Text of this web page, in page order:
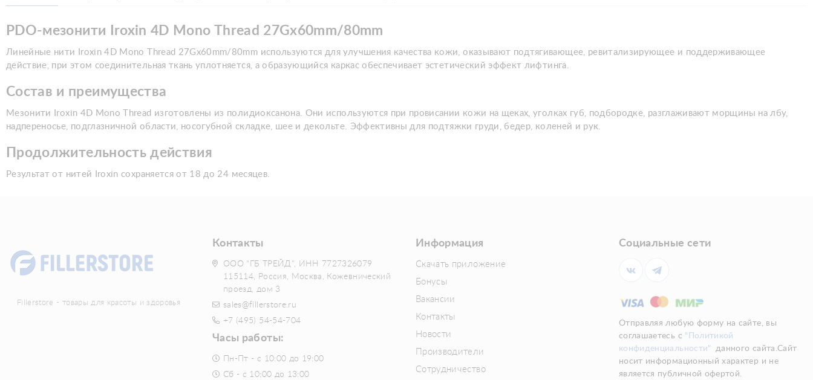
PDO-мезонити Iroxin 4D Mono Thread 27Gx60mm/80mm
Линейные нити Iroxin 4D Mono Thread 27Gx60mm/80mm используются для улучшения качества кожи, оказывают подтягивающее, ревитализирующее и поддерживающее
действие, при этом соединительная ткань уплотняется, а образующийся каркас обеспечивает эстетический эффект лифтинга.
Состав и преимущества
Мезонити Iroxin 4D Mono Thread изготовлены из полидиоксанона. Они используются при провисании кожи на щеках, уголках губ, подбородке, разглаживают морщины на лбу,
надпереносье, подглазничной области, носогубной складке, шее и декольте. Эффективны для подтяжки груди, бедер, коленей и рук.
Продолжительность действия
Результат от нитей Iroxin сохраняется от 18 до 24 месяцев.
Fillerstore - товары для красоты и здоровья
Контакты
ООО "ГБ ТРЕЙД", ИНН 7727326079
115114, Россия, Москва, Кожевнический
проезд, дом 3
sales@fillerstore.ru
+7 (495) 54-54-704
Часы работы:
Пн-Пт - с 10:00 до 19:00
Сб - с 10:00 до 13:00
Информация
Скачать приложение
Бонусы
Вакансии
Контакты
Новости
Производители
Сотрудничество
Социальные сети
Отправляя любую форму на сайте, вы
соглашаетесь с "Политикой
конфиденциальности"
данного сайта.Сайт
носит информационный характер и не
является публичной офертой.